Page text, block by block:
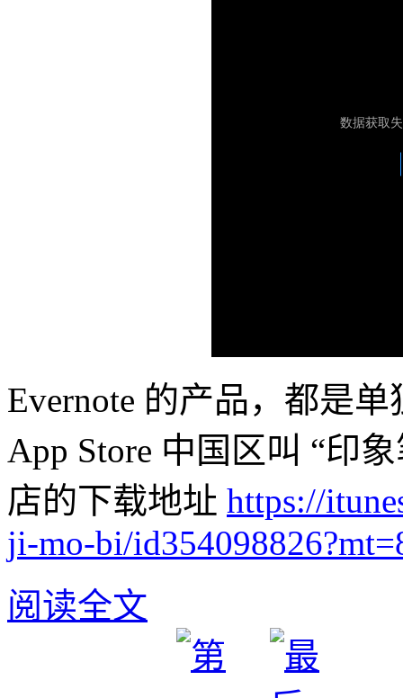
Evernote 的产品，都是
App Store 中国区叫 “印
店的下载地址 https://
ji-mo-bi/
阅读全文